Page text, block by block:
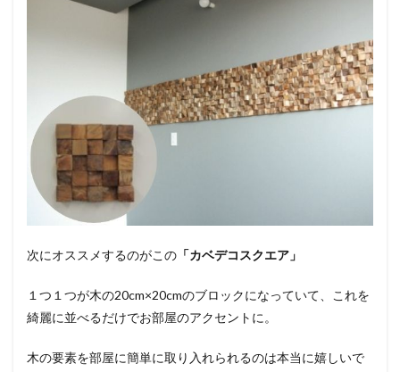
次にオススメするのがこの 「カベデコスクエア」
１つ１つが木の20cm×20cmのブロックになっていて、これを
綺麗に並べるだけでお部屋のアクセントに。
木の要素を部屋に簡単に取り入れられるのは本当に嬉しいで